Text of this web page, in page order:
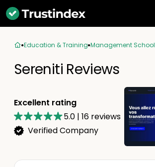
Education & Training Management School
Sereniti Reviews
Excellent rating
5.0 | 16 reviews
Verified Company